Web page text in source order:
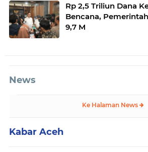
Rp 2,5 Triliun Dana
Bencana,
9,7 M
News
Ke Halaman News
Kabar Aceh